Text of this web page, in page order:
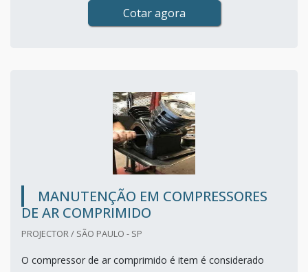
Cotar agora
MANUTENÇÃO EM COMPRESSORES
DE AR COMPRIMIDO
PROJECTOR / SÃO PAULO - SP
O compressor de ar comprimido é item é considerado